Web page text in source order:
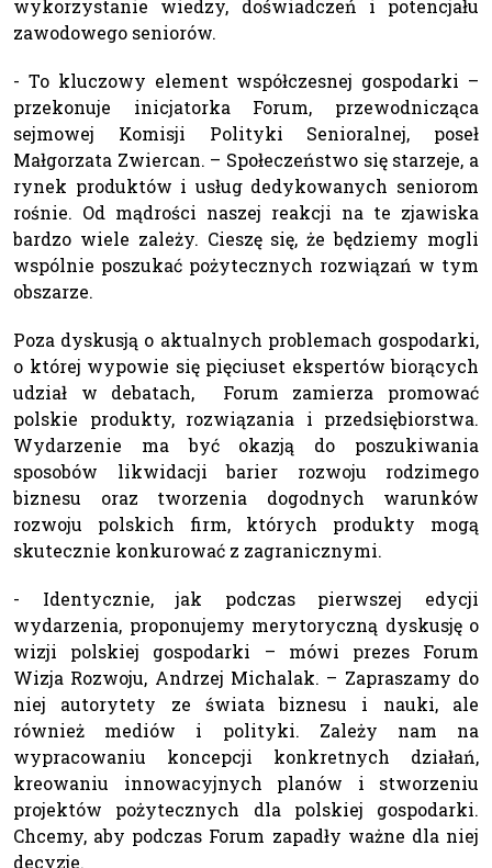
wykorzystanie wiedzy, doświadczeń i potencjału
zawodowego seniorów.
- To kluczowy element współczesnej gospodarki –
przekonuje inicjatorka Forum, przewodnicząca
sejmowej Komisji Polityki Senioralnej, poseł
Małgorzata Zwiercan. – Społeczeństwo się starzeje, a
rynek produktów i usług dedykowanych seniorom
rośnie. Od mądrości naszej reakcji na te zjawiska
bardzo wiele zależy. Cieszę się, że będziemy mogli
wspólnie poszukać pożytecznych rozwiązań w tym
obszarze.
Poza dyskusją o aktualnych problemach gospodarki,
o której wypowie się pięciuset ekspertów biorących
udział w debatach, Forum zamierza promować
polskie produkty, rozwiązania i przedsiębiorstwa.
Wydarzenie ma być okazją do poszukiwania
sposobów likwidacji barier rozwoju rodzimego
biznesu oraz tworzenia dogodnych warunków
rozwoju polskich firm, których produkty mogą
skutecznie konkurować z zagranicznymi.
- Identycznie, jak podczas pierwszej edycji
wydarzenia, proponujemy merytoryczną dyskusję o
wizji polskiej gospodarki – mówi prezes Forum
Wizja Rozwoju, Andrzej Michalak. – Zapraszamy do
niej autorytety ze świata biznesu i nauki, ale
również mediów i polityki. Zależy nam na
wypracowaniu koncepcji konkretnych działań,
kreowaniu innowacyjnych planów i stworzeniu
projektów pożytecznych dla polskiej gospodarki.
Chcemy, aby podczas Forum zapadły ważne dla niej
decyzje.